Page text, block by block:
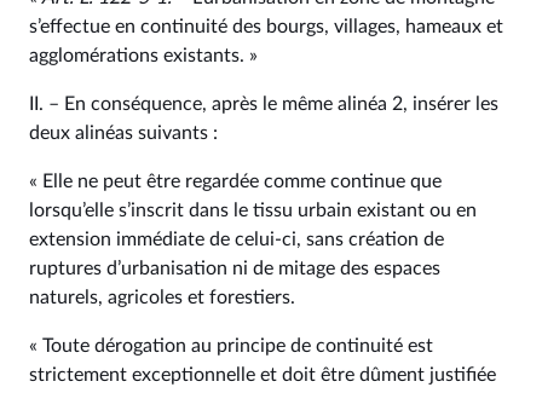
s’effectue en continuité des bourgs, villages, hameaux et
agglomérations existants. »
II. – En conséquence, après le même alinéa 2, insérer les
deux alinéas suivants :
« Elle ne peut être regardée comme continue que
lorsqu’elle s’inscrit dans le tissu urbain existant ou en
extension immédiate de celui-ci, sans création de
ruptures d’urbanisation ni de mitage des espaces
naturels, agricoles et forestiers.
« Toute dérogation au principe de continuité est
strictement exceptionnelle et doit être dûment justifiée